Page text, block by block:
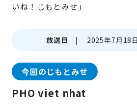
いね！じもとみせ」
放送日 | 2025年7月18
今回のじもとみせ
PHO viet nhat